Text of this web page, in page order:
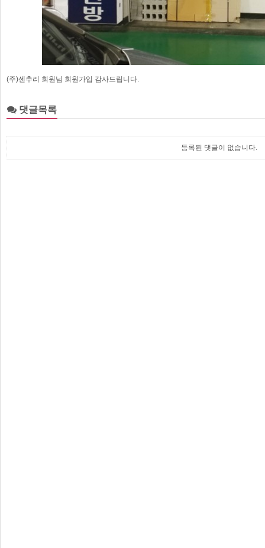
(주)센추리 회원님 회원가입 감사드립니다.
댓글목록
등록된 댓글이 없습니다.